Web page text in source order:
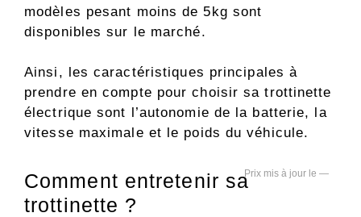
modèles pesant moins de 5kg sont
disponibles sur le marché.
Ainsi, les caractéristiques principales à
prendre en compte pour choisir sa trottinette
électrique sont l’autonomie de la batterie, la
vitesse maximale et le poids du véhicule.
—
Comment entretenir sa
trottinette ?